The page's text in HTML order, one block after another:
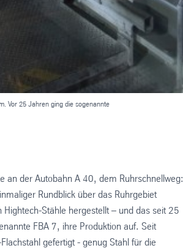
Vor 25 Jahren ging die sogenannte
an der Autobahn A 40, dem Ruhrschnellweg:
Rundblick über das Ruhrgebiet
Stähle hergestellt – und das seit 25
FBA 7, ihre Produktion auf. Seit
gefertigt - genug Stahl für die